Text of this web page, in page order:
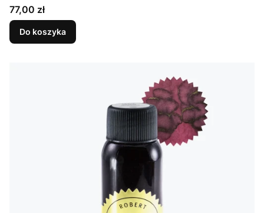
Cena
77,00 zł
Do koszyka